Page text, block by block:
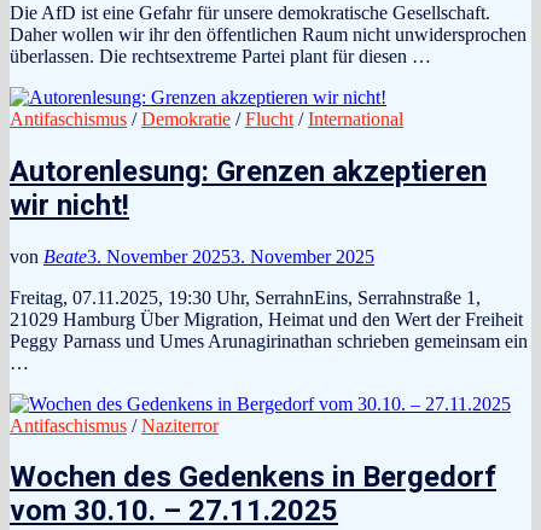
Die AfD ist eine Gefahr für unsere demokratische Gesellschaft.
Daher wollen wir ihr den öffentlichen Raum nicht unwidersprochen
überlassen. Die rechtsextreme Partei plant für diesen …
Antifaschismus /Demokratie /Flucht /International
Autorenlesung: Grenzen akzeptieren
wir nicht!
von Beate3. November 20253. November 2025
Freitag, 07.11.2025, 19:30 Uhr, SerrahnEins, Serrahnstraße 1,
21029 Hamburg Über Migration, Heimat und den Wert der Freiheit
Peggy Parnass und Umes Arunagirinathan schrieben gemeinsam ein
…
Antifaschismus /Naziterror
Wochen des Gedenkens in Bergedorf
vom 30.10. – 27.11.2025